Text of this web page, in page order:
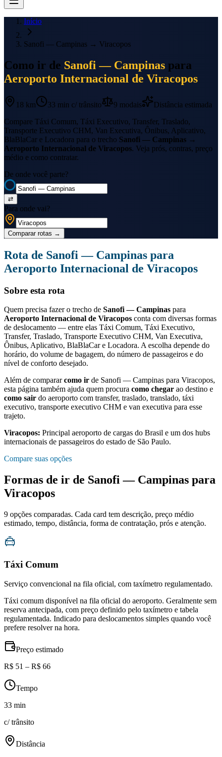
Início
Sanofi — Campinas → Viracopos
Como ir de Sanofi — Campinas para
Aeroporto Internacional de Viracopos
18 km 33 min c/ trânsito 9 modais
Distância estimada
Compare Táxi Comum, Táxi Executivo, Transfer, Traslado,
Transporte Executivo CHM, Van Executiva, Ônibus, Aplicativo,
BlaBlaCar e Locadora para o trecho Sanofi — Campinas →
Aeroporto Internacional de Viracopos. Veja prós, contras, preço
médio e como contratar.
De onde você parte?
⇄
Para onde vai?
Comparar rotas →
Rota de Sanofi — Campinas para
Aeroporto Internacional de Viracopos
Sobre esta rota
Quem precisa fazer o trecho de Sanofi — Campinas para
Aeroporto Internacional de Viracopos conta com diversas formas
de deslocamento — entre elas Táxi Comum, Táxi Executivo,
Transfer, Traslado, Transporte Executivo CHM, Van Executiva,
Ônibus, Aplicativo, BlaBlaCar e Locadora. A escolha depende do
horário, do volume de bagagem, do número de passageiros e do
nível de conforto desejado.
Além de compararcomo ir de Sanofi — Campinas para Viracopos,
esta página também ajuda quem procura como chegar ao destino e
como sair do aeroporto com transfer, traslado, translado, táxi
executivo, transporte executivo CHM e van executiva para esse
trajeto.
Viracopos: Principal aeroporto de cargas do Brasil e um dos hubs
internacionais de passageiros do estado de São Paulo.
Compare suas opções
Formas de ir de Sanofi — Campinas para
Viracopos
9 opções comparadas. Cada card tem descrição, preço médio
estimado, tempo, distância, forma de contratação, prós e atenção.
Táxi Comum
Serviço convencional na fila oficial, com taxímetro regulamentado.
Táxi comum disponível na fila oficial do aeroporto. Geralmente sem
reserva antecipada, com preço definido pelo taxímetro e tabela
regulamentada. Indicado para deslocamentos simples quando você
prefere resolver na hora.
Preço estimado
R$ 51 – R$ 66
Tempo
33 min
c/ trânsito
Distância